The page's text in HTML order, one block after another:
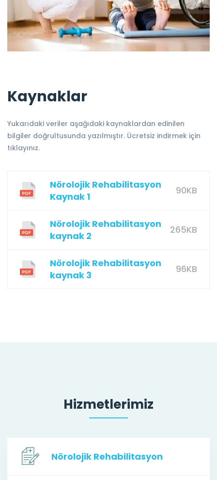
Kaynaklar
Yukarıdaki veriler aşağıdaki kaynaklardan edinilen
bilgiler doğrultusunda yazılmıştır. Ücretsiz indirmek için
tıklayınız.
Nörolojik Rehabilitasyon
Kaynak 1
90KB
Nörolojik Rehabilitasyon
kaynak 2
265KB
Nörolojik Rehabilitasyon
kaynak 3
96KB
Hizmetlerimiz
Nörolojik Rehabilitasyon